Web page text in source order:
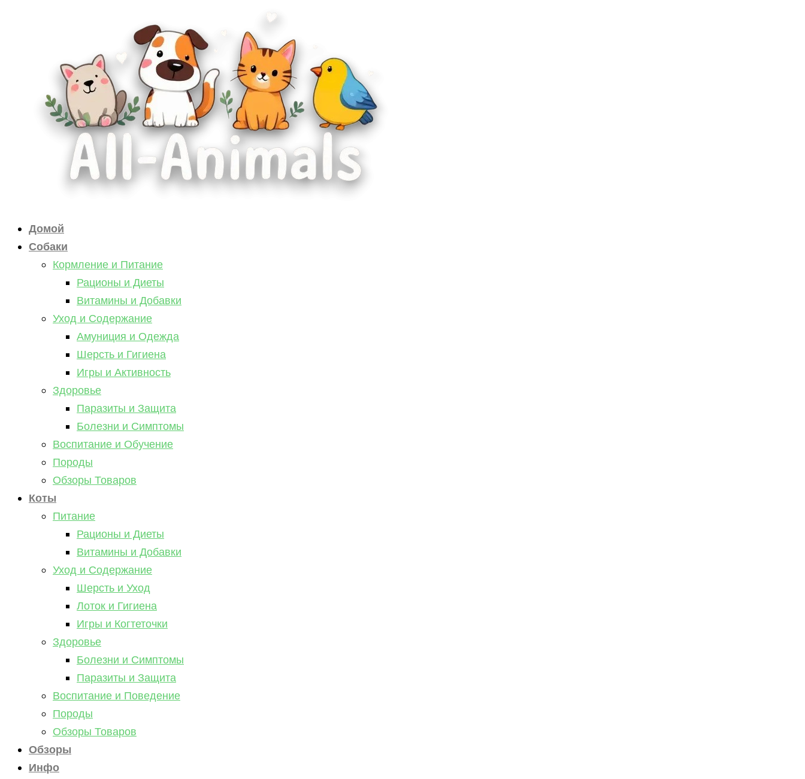
Домой
Собаки
Кормление и Питание
Рационы и Диеты
Витамины и Добавки
Уход и Содержание
Амуниция и Одежда
Шерсть и Гигиена
Игры и Активность
Здоровье
Паразиты и Защита
Болезни и Симптомы
Воспитание и Обучение
Породы
Обзоры Товаров
Коты
Питание
Рационы и Диеты
Витамины и Добавки
Уход и Содержание
Шерсть и Уход
Лоток и Гигиена
Игры и Когтеточки
Здоровье
Болезни и Симптомы
Паразиты и Защита
Воспитание и Поведение
Породы
Обзоры Товаров
Обзоры
Инфо